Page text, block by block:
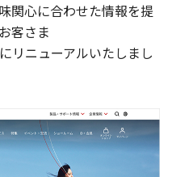
関心に合わせた情報を提
客さま
リニューアルいたしまし